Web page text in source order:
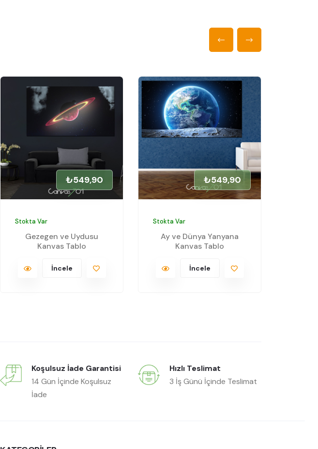
Stokta Var
₺549,90
Gezegen ve Uydusu
Kanvas Tablo
İncele
Stokta Var
₺549,90
Ay ve Dünya Yanyana
Kanvas Tablo
İncele
Koşulsuz İade Garantisi
14 Gün İçinde Koşulsuz
İade
Hızlı Teslimat
3 İş Günü İçinde Teslimat